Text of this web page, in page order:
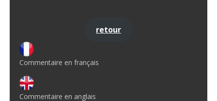
retour
Commentaire en français
Commentaire en anglais